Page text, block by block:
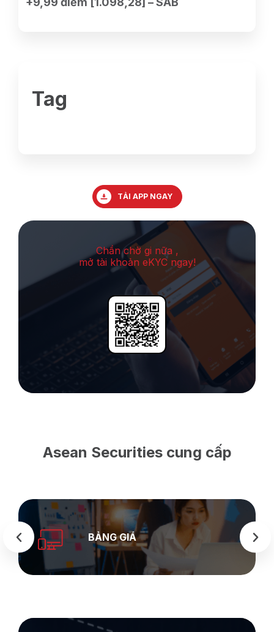
Tag
TẢI APP NGAY
Chần chờ gi nữa ,
mở tài khoản eKYC ngay!
Asean Securities cung cấp
SEASTOCK
WEB